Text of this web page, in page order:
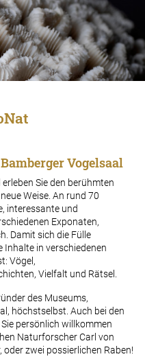
Vogelsaal
Sie den berühmten
Weise. An rund 70
interessante und
Exponaten,
Damit sich die Fülle
in verschiedenen
Vögel,
Vielfalt und Rätsel.
des Museums,
höchstselbst. Auch bei den
persönlich willkommen
Naturforscher Carl von
oder zwei possierlichen Raben!